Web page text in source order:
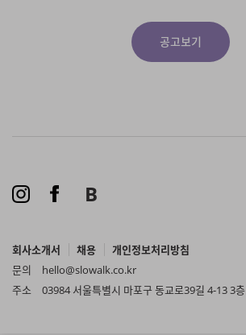
공고보기
B
회사소개서 채용
개인정보처리방침
문의
hello@slowalk.co.kr
주소
03984 서울특별시 마포구 동교로39길 4-13 3층